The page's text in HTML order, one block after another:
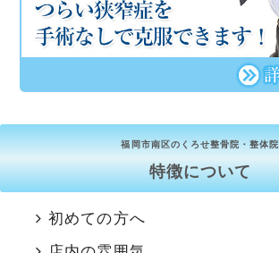
福岡市南区のくろせ整骨院・整体院
特徴について
初めての方へ